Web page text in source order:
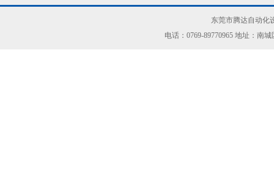
东莞市腾达自动化
电话：0769-89770965 地址：南